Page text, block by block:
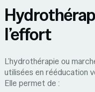
l’effort
L’hydrothérapie ou
utilisées en rééducation
Elle permet de :